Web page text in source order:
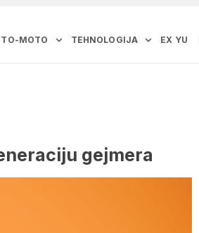
MOTO TEHNOLOGIJA EX YU
gejmera